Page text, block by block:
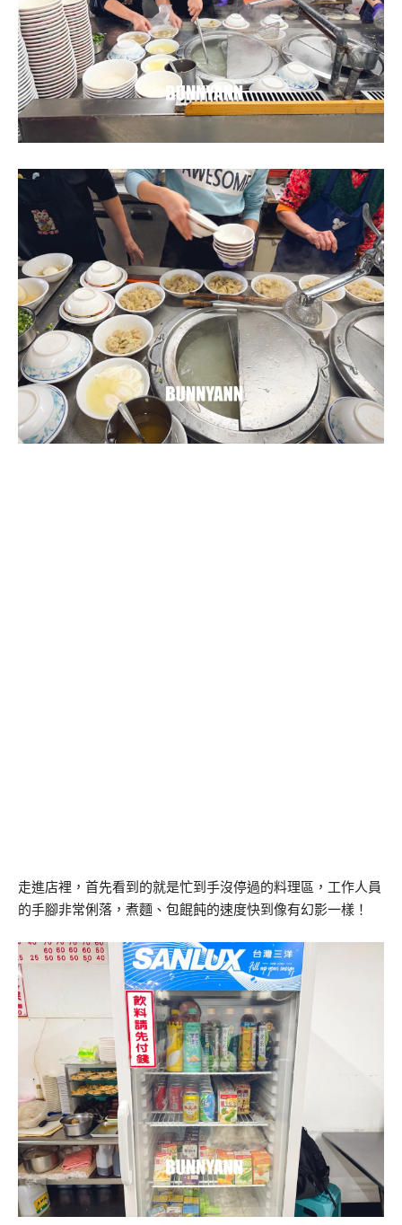
走進店裡，首先看到的就是忙到手沒停過的料理區，工作人員
的手腳非常俐落，煮麵、包餛飩的速度快到像有幻影一樣！